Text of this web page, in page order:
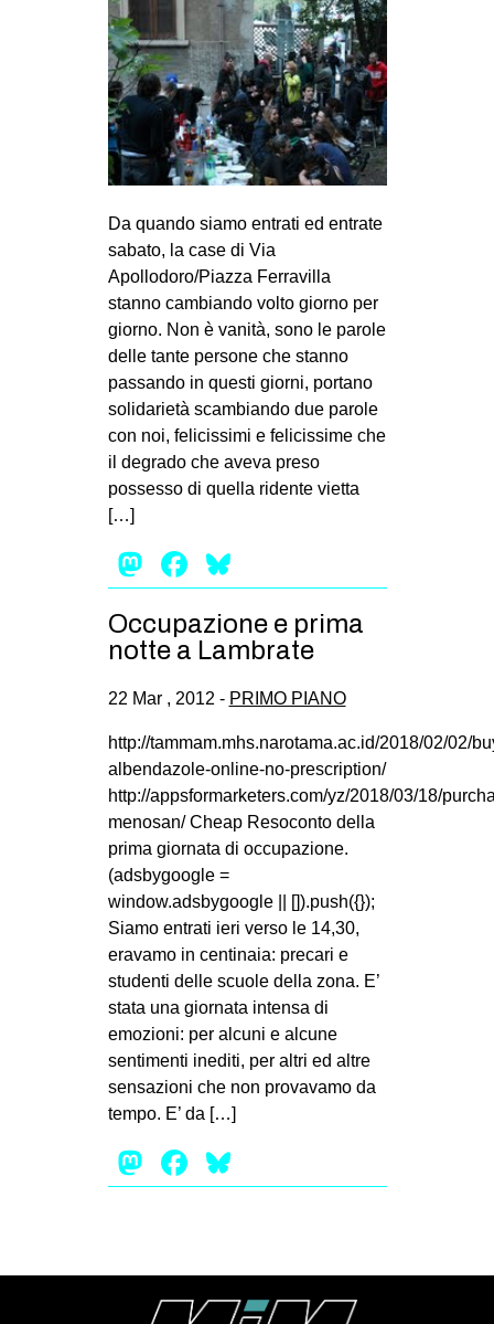
Da quando siamo entrati ed entrate
sabato, la case di Via
Apollodoro/Piazza Ferravilla
stanno cambiando volto giorno per
giorno. Non è vanità, sono le parole
delle tante persone che stanno
passando in questi giorni, portano
solidarietà scambiando due parole
con noi, felicissimi e felicissime che
il degrado che aveva preso
possesso di quella ridente vietta
[…]
Mastodon
Facebook
Occupazione e prima
notte a Lambrate
22 Mar , 2012 - PRIMO PIANO
http://tammam.mhs.narotama.ac.id/2018/02/02/
albendazole-online-no-prescription/
http://appsformarketers.com/yz/2018/03/18/
menosan/ Cheap Resoconto della
prima giornata di occupazione.
(adsbygoogle =
window.adsbygoogle || []).push({});
Siamo entrati ieri verso le 14,30,
eravamo in centinaia: precari e
studenti delle scuole della zona. E’
stata una giornata intensa di
emozioni: per alcuni e alcune
sentimenti inediti, per altri ed altre
sensazioni che non provavamo da
tempo. E’ da […]
Mastodon
Facebook